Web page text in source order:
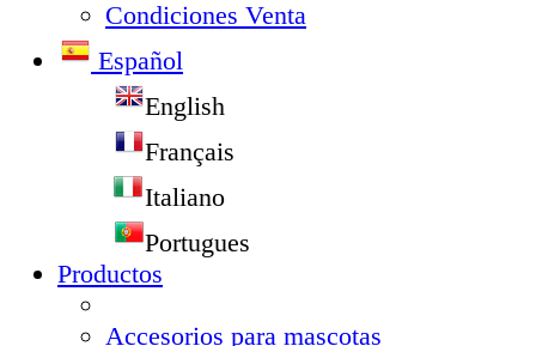
Condiciones Venta
Español
English
Français
Italiano
Portugues
Productos
Accesorios para mascotas